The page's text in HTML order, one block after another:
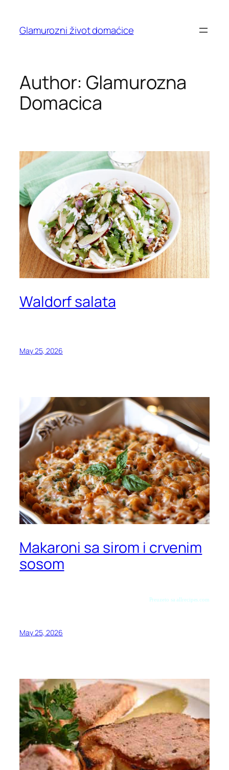
content
Glamurozni život domaćice
Author: Glamurozna
Domacica
Waldorf salata
May 25, 2026
Makaroni sa sirom i crvenim
sosom
Preuzeto sa allrecipes.com
May 25, 2026